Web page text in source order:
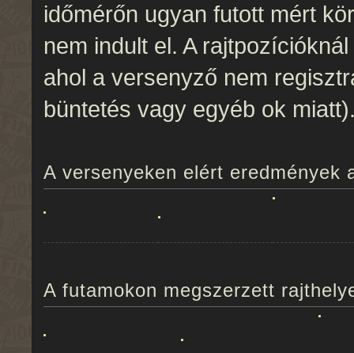
időmérőn ugyan futott mért
nem indult el. A
ahol a versenyző nem
büntetés vagy egyéb ok
A versenyeken elért eredmények
A futamokon megszerzett